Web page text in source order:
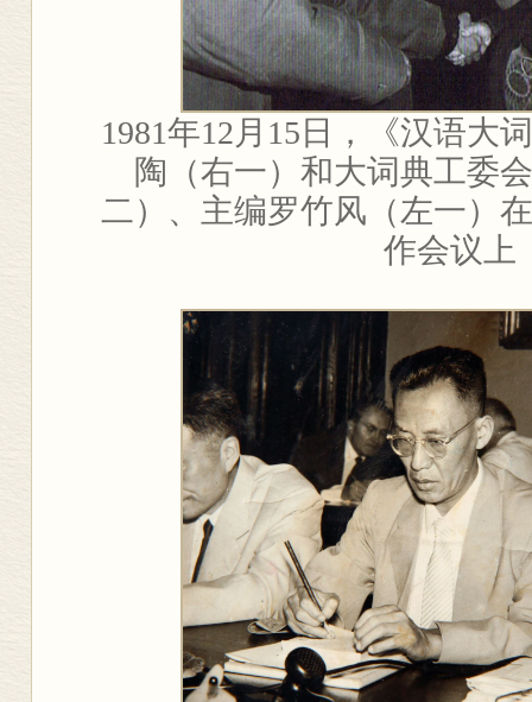
1981年12月 15 日，《汉语大
陶（右一）和大词典工委
二）、主编罗竹风（左一）
作会议上